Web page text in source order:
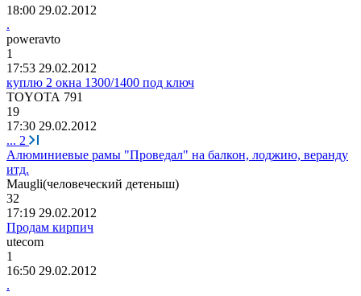
18:00 29.02.2012
.
poweravto
1
17:53 29.02.2012
куплю 2 окна 1300/1400 под ключ
TOYOTA 791
19
17:30 29.02.2012
... 2
Алюминиевые рамы "Проведал" на балкон, лоджию, веранду
итд.
Maugli(человеческий детеныш)
32
17:19 29.02.2012
Продам кирпич
utecom
1
16:50 29.02.2012
.